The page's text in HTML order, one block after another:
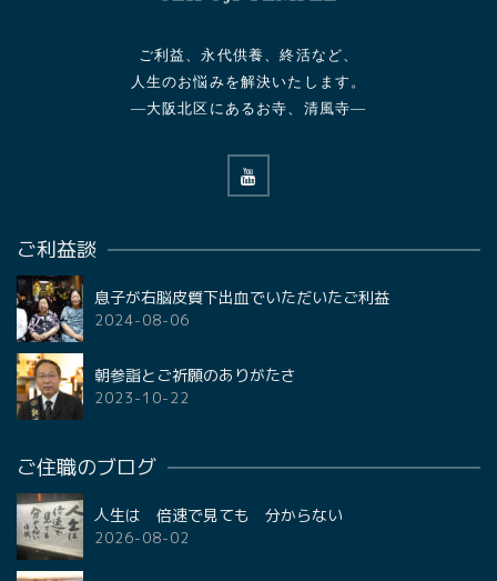
ご利益、永代供養、終活など、
人生のお悩みを解決いたします。
—大阪北区にあるお寺、清風寺—
ご利益談
息子が右脳皮質下出血でいただいたご利益
2024-08-06
朝参詣とご祈願のありがたさ
2023-10-22
ご住職のブログ
人生は 倍速で見ても 分からない
2026-08-02